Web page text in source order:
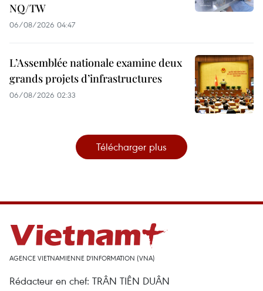
NQ/TW
06/08/2026 04:47
L’Assemblée nationale examine deux
grands projets d’infrastructures
06/08/2026 02:33
Télécharger plus
AGENCE VIETNAMIENNE D'INFORMATION (VNA)
Rédacteur en chef: TRÂN TIÊN DUÂN